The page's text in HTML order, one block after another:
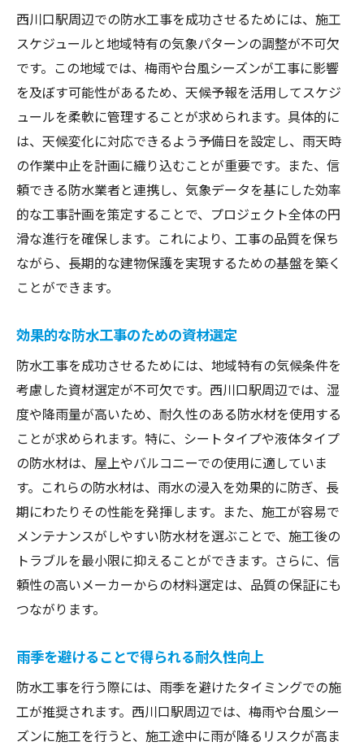
西川口駅周辺での防水工事を成功させるためには、施工
スケジュールと地域特有の気象パターンの調整が不可欠
です。この地域では、梅雨や台風シーズンが工事に影響
を及ぼす可能性があるため、天候予報を活用してスケジ
ュールを柔軟に管理することが求められます。具体的に
は、天候変化に対応できるよう予備日を設定し、雨天時
の作業中止を計画に織り込むことが重要です。また、信
頼できる防水業者と連携し、気象データを基にした効率
的な工事計画を策定することで、プロジェクト全体の円
滑な進行を確保します。これにより、工事の品質を保ち
ながら、長期的な建物保護を実現するための基盤を築く
ことができます。
効果的な防水工事のための資材選定
防水工事を成功させるためには、地域特有の気候条件を
考慮した資材選定が不可欠です。西川口駅周辺では、湿
度や降雨量が高いため、耐久性のある防水材を使用する
ことが求められます。特に、シートタイプや液体タイプ
の防水材は、屋上やバルコニーでの使用に適していま
す。これらの防水材は、雨水の浸入を効果的に防ぎ、長
期にわたりその性能を発揮します。また、施工が容易で
メンテナンスがしやすい防水材を選ぶことで、施工後の
トラブルを最小限に抑えることができます。さらに、信
頼性の高いメーカーからの材料選定は、品質の保証にも
つながります。
雨季を避けることで得られる耐久性向上
防水工事を行う際には、雨季を避けたタイミングでの施
工が推奨されます。西川口駅周辺では、梅雨や台風シー
ズンに施工を行うと、施工途中に雨が降るリスクが高ま